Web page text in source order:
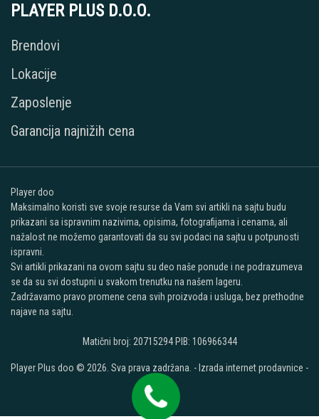
PLAYER PLUS D.O.O.
Brendovi
Lokacije
Zaposlenje
Garancija najnižih cena
Player doo
Maksimalno koristi sve svoje resurse da Vam svi artikli na sajtu budu
prikazani sa ispravnim nazivima, opisima, fotografijama i cenama, ali
nažalost ne možemo garantovati da su svi podaci na sajtu u potpunosti
ispravni.
Svi artikli prikazani na ovom sajtu su deo naše ponude i ne podrazumeva
se da su svi dostupni u svakom trenutku na našem lageru.
Zadržavamo pravo promene cena svih proizvoda i usluga, bez prethodne
najave na sajtu.
Matični broj: 20715294 PIB: 106966344
Player Plus doo © 2026. Sva prava zadržana. - Izrada internet prodavnice -
Selltico.